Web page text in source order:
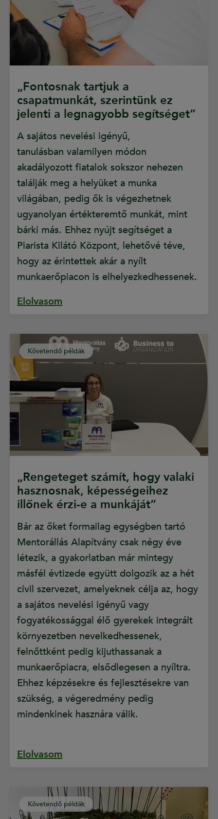
„Fontosnak tartjuk a
csapatmunkát, szerintünk ez
jelenti a legnagyobb segítséget”
A sajátos nevelési igényű,
tanulásban valamilyen módon
akadályozott fiatalok sokszor nehezen
találják meg a helyüket a munka
világában, pedig ők is végezhetnek
ugyanolyan értékteremtő munkát, mint
bárki más. Ehhez nyújt segítséget a
Piarista Kilátó Központ, lehetővé téve,
hogy az érintettek akár a nyílt
munkaerőpiacon is elhelyezkedhessenek.
Elolvasom
Követendő példák
„Rengeteget számít, hogy valaki
hasznosnak, képességeihez
illőnek érzi-e a munkáját”
Bár az őket formailag egységben tartó
Mentorállás Alapítvány csak négy éve
létezik, a gyakorlatban már mintegy
másfél évtizede együtt dolgozik az a hét
civil szervezet, amelyeknek célja az, hogy
a sajátos nevelési igényű vagy
fogyatékossággal élő gyerekek integrált
környezetben nevelkedhessenek,
felnőttként pedig kijuthassanak a
munkaerőpiacra, elsődlegesen a nyíltra.
Ehhez képzésekre és fejlesztésekre van
szükség, a végeredmény pedig
mindenkinek hasznára válik.
Elolvasom
Követendő példák